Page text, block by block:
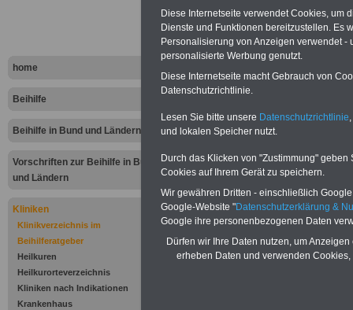
home
Beihilfe
Beihilfe in Bund und Ländern
Vorschriften zur Beihilfe in Bund
und Ländern
Kliniken
Klinikverzeichnis im
Beihilferatgeber
Heilkuren
Heilkurorteverzeichnis
Kliniken nach Indikationen
Krankenhaus
Bad
In Bad Hersfeld
Tipps
Bad Hersfeld
>>>weiter
Diese Internetseite verwendet Cookies, um
Dienste und Funktionen bereitzustellen. Es
Personalisierung von Anzeigen verwendet
personalisierte Werbung genutzt.
Diese Internetseite macht Gebrauch von
Datenschutzrichtlinie.
Lesen Sie bitte unsere Datenschutzrichtlinie
und lokalen Speicher nutzt.
Durch das Klicken von "Zustimmung"
Cookies auf Ihrem Gerät zu speichern.
Wir gewähren Dritten - einschließlich
Google-Website "Datenschutzerklärung &
Google ihre personenbezogenen Daten
Dürfen wir Ihre Daten nutzen, um
erheben Daten und verwenden